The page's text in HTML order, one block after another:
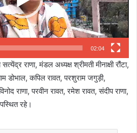
02:04
राणा, मंडल अध्यक्ष श्रीमती मीनाक्षी रौंटा,
डोभाल, कपिल रावत, परशुराम जगुड़ी,
राणा, परवीन रावत, रमेश रावत, संदीप राणा,
रहे।